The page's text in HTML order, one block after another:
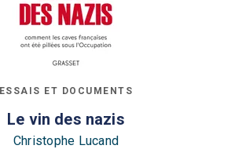
ESSAIS ET DOCUMENTS
Le vin des nazis
Christophe Lucand